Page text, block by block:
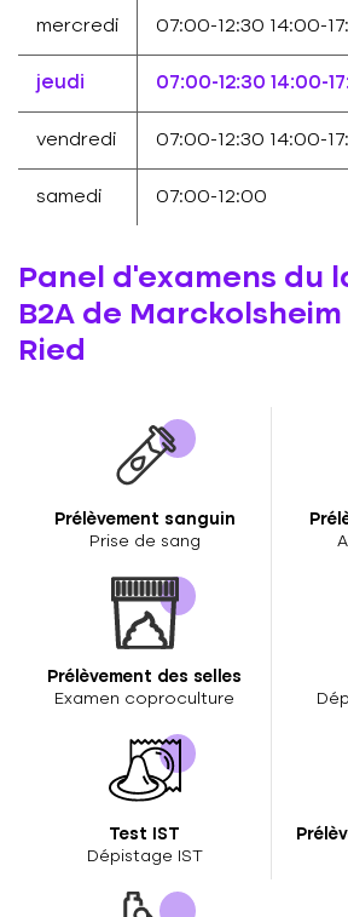
mercredi 07:00-12:30 14:00-
jeudi 07:00-12:30 14:00-
vendredi 07:00-12:30 14:00-
samedi 07:00-12:00
Panel d'examens du
B2A de
Ried
Prélèvement sanguin
Prise de sang
Prélèvement des selles
Examen coproculture
Test IST
Dépistage IST